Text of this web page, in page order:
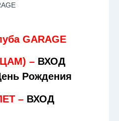
GARAGE
– ВХОД
Рождения
– ВХОД